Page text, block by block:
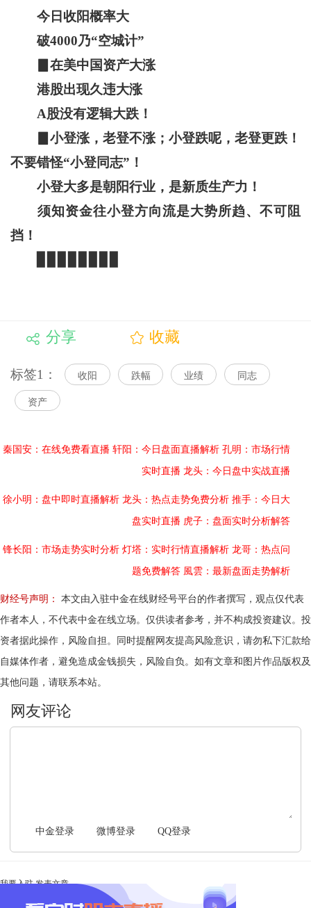
今日收阳概率大
破4000乃“空城计”
▊在美中国资产大涨
港股出现久违大涨
A股没有逻辑大跌！
▊小登涨，老登不涨；小登跌呢，老登更跌！
不要错怪“小登同志”！
小登大多是朝阳行业，是新质生产力！
须知资金往小登方向流是大势所趋、不可阻
挡！
分享 收藏
标签1： 收阳 跌幅 业绩 同志
资产
秦国安：在线免费看直播 轩阳：今日盘面直播解析 孔明：市场行情
实时直播 龙头：今日盘中实战直播
徐小明：盘中即时直播解析 龙头：热点走势免费分析 推手：今日大
盘实时直播 虎子：盘面实时分析解答
锋长阳：市场走势实时分析 灯塔：实时行情直播解析 龙哥：热点问
题免费解答 風雲：最新盘面走势解析
财经号声明：
本文由入驻中金在线财经号平台的作者撰写，观点仅代表
作者本人，不代表中金在线立场。仅供读者参考，并不构成投资建议。投
资者据此操作，风险自担。同时提醒网友提高风险意识，请勿私下汇款给
自媒体作者，避免造成金钱损失，风险自负。如有文章和图片作品版权及
其他问题，请联系本站。
中金登录 微博登录 QQ登录
我要入驻 发表文章